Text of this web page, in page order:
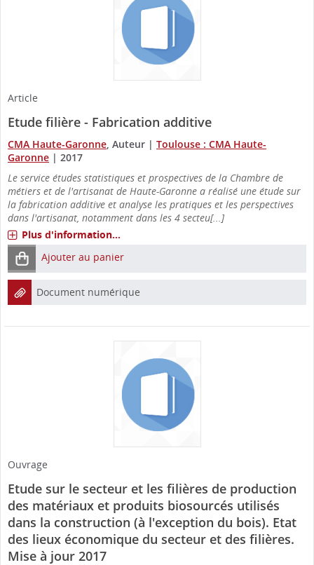
Article
Etude filière - Fabrication additive
CMA Haute-Garonne , Auteur | Toulouse : CMA Haute-
Garonne | 2017
Le service études statistiques et prospectives de la Chambre de
métiers et de l'artisanat de Haute-Garonne a réalisé une étude sur
la fabrication additive et analyse les pratiques et les perspectives
dans l'artisanat, notamment dans les 4 secteu[...]
Plus d'information...
Ajouter au panier
Document numérique
Ouvrage
Etude sur le secteur et les filières de production
des matériaux et produits biosourcés utilisés
dans la construction (à l'exception du bois). Etat
des lieux économique du secteur et des filières.
Mise à jour 2017